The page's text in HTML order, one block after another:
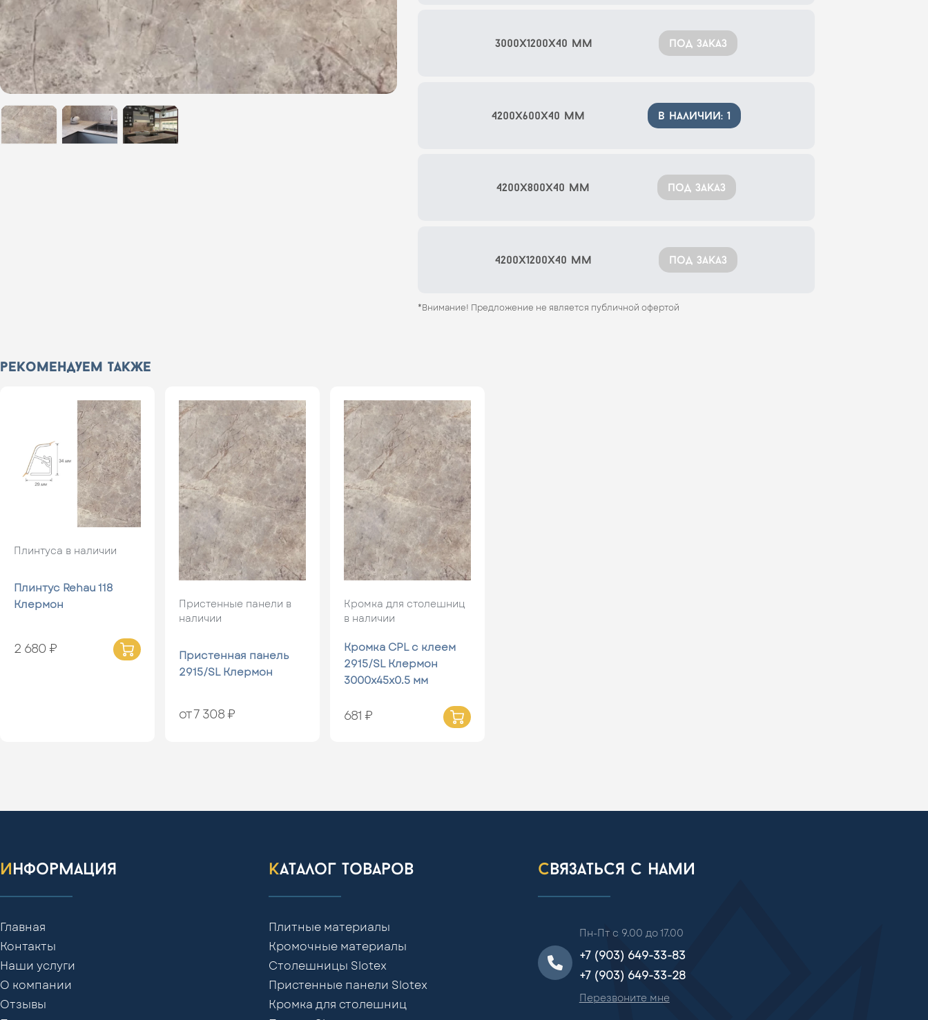
3000x1200x40 мм под заказ
4200x600x40 мм в наличии: 1
4200x800x40 мм под заказ
4200x1200x40 мм под заказ
*Внимание! Предложение не является публичной офертой
рекомендуем также
Плинтуса в наличии
Плинтус Rehau 118
Клермон
2 680 ₽
Пристенные панели в
наличии
Пристенная панель
2915/SL Клермон
от 7 308 ₽
Кромка для столешниц
в наличии
Кромка CPL с клеем
2915/SL Клермон
3000x45x0.5 мм
681 ₽
информация
Главная
Контакты
Наши услуги
О компании
Отзывы
каталог товаров
Плитные материалы
Кромочные материалы
Столешницы Slotex
Пристенные панели Slotex
Кромка для столешниц
связаться с нами
Пн-Пт с 9.00 до 17.00
+7 (903) 649-33-83
+7 (903) 649-33-28
Перезвоните мне